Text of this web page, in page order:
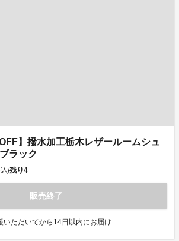
】撥水加工栃木レザールームシュ
ラック
)残り4
販売終了
いただいてから14日以内にお届け